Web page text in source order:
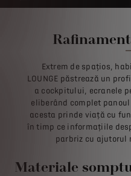
Extrem de spațios,
LOUNGE păstrează un
a cockpitului, ecranele
eliberând complet
acesta prinde viață cu
în timp ce informațiile
parbriz cu ajutorul
Materiale